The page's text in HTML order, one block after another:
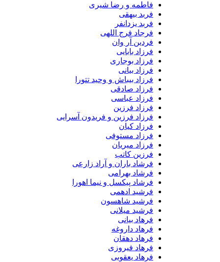
فاطمه و رضا شیری
فربد بیهقی
فربد یزدانفر
فرجاد فرج اللهی
فردین آر وان
فرزاد بابایی
فرزاد بوجاری
فرزاد بیانی
فرزاد بیباش و وحید تتورا
فرزاد صادقی
فرزاد عباسی
فرزاد فرزین
فرزاد فرزین و فریدون آسرایی
فرزاد کیان
فرزاد مستوفی
فرزاد میریان
فرزین کاتب
فرشاد باران و آراد زارعی
فرشاد بهرامی
فرشاد پیکسل و نیما اهورا
فرشید ادهمی
فرشید شاهسون
فرشید میلانی
فرهاد بیانی
فرهاد داروغه
فرهاد دهقان
فرهاد فیروزی
فرهاد یعقوبی